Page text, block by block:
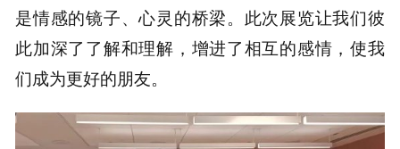
是情感的镜子、心灵的桥梁。此次展览让我们彼
此加深了了解和理解，增进了相互的感情，使我
们成为更好的朋友。